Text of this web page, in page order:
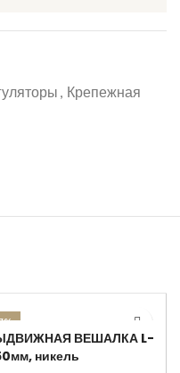
, Крепежная
ВЕШАЛКА L-
никель